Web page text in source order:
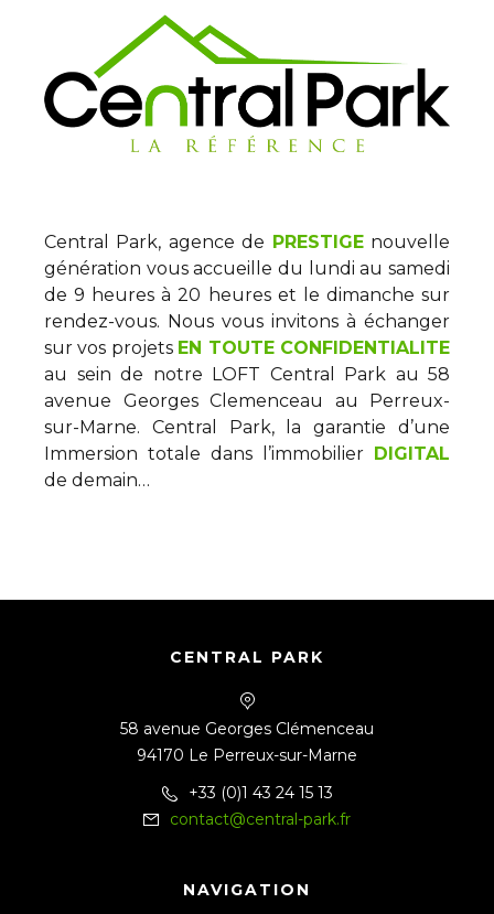
Central Park, agence de PRESTIGEnouvelle
génération vous accueille du lundi au samedi
de 9 heures à 20 heures et le dimanche sur
rendez-vous. Nous vous invitons à échanger
sur vos projets EN TOUTE CONFIDENTIALITE
au sein de notre LOFT Central Park au 58
avenue Georges Clemenceau au Perreux-
sur-Marne. Central Park, la garantie d’une
Immersion totale dans l’immobilier DIGITAL
de demain…
CENTRAL PARK
58 avenue Georges Clémenceau
94170 Le Perreux-sur-Marne
+33 (0)1 43 24 15 13
contact@central-park.fr
NAVIGATION